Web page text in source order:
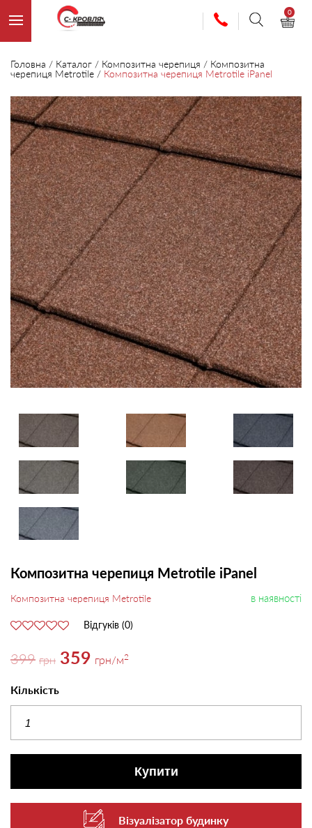
0
Головна / Каталог / Композитна черепиця / Композитна
черепиця Metrotile / Композитна черепиця Metrotile iPanel
Композитна черепиця Metrotile iPanel
Композитна черепиця Metrotile в наявності
Відгуків (0)
399 грн 359 грн/м2
Кількість
Купити
Візуалізатор будинку